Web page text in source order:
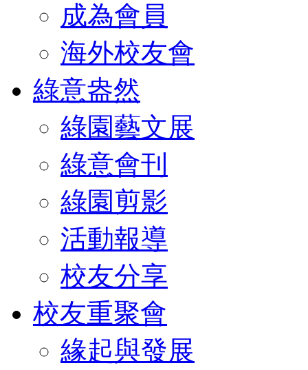
成為會員
海外校友會
綠意盎然
綠園藝文展
綠意會刊
綠園剪影
活動報導
校友分享
校友重聚會
緣起與發展